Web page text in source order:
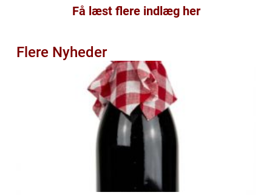
Få læst flere indlæg her
Flere Nyheder